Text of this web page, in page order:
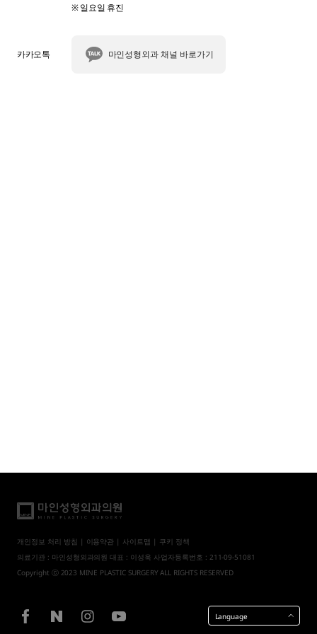
※ 일요일 휴진
카카오톡 마인성형외과 채널 바로가기
개인정보 처리 방침 | 이용약관 | 사이트맵 | 쿠키 정책
의료기관 : 마인성형외과의원 대표 : 이성욱 사업자등록번호 : 211-09-51081
Copyright ⓒ 2023 MINE PLASTIC SURGERY ALL RIGHTS RESERVED
Language